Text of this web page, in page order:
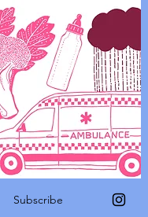
Subscribe